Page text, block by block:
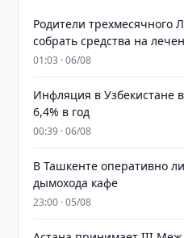
Родители трехмесячного
собрать средства на
01:03 · 06/08
Инфляция в Узбекистане
6,4% в год
00:39 · 06/08
В Ташкенте оперативно
дымохода кафе
23:00 · 05/08